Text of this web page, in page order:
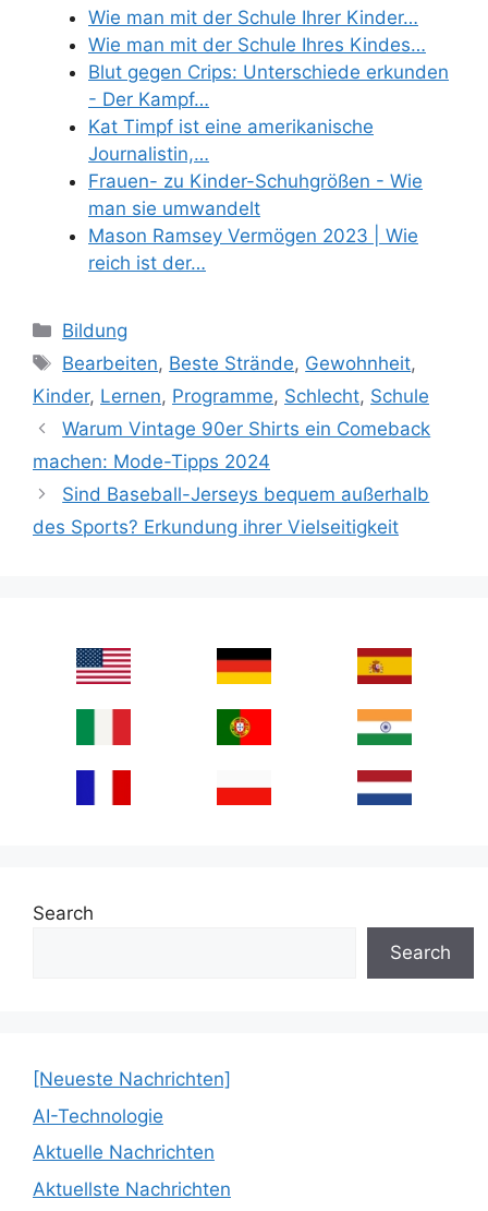
Wie man mit der Schule Ihrer Kinder…
Wie man mit der Schule Ihres Kindes…
Blut gegen Crips: Unterschiede erkunden
- Der Kampf…
Kat Timpf ist eine amerikanische
Journalistin,…
Frauen- zu Kinder-Schuhgrößen - Wie
man sie umwandelt
Mason Ramsey Vermögen 2023 | Wie
reich ist der…
Categories
Bildung
Tags
Bearbeiten, Beste Strände, Gewohnheit,
Kinder, Lernen, Programme, Schlecht, Schule
Warum Vintage 90er Shirts ein Comeback
machen: Mode-Tipps 2024
Sind Baseball-Jerseys bequem außerhalb
des Sports? Erkundung ihrer Vielseitigkeit
Search
Search
[Neueste Nachrichten]
AI-Technologie
Aktuelle Nachrichten
Aktuellste Nachrichten